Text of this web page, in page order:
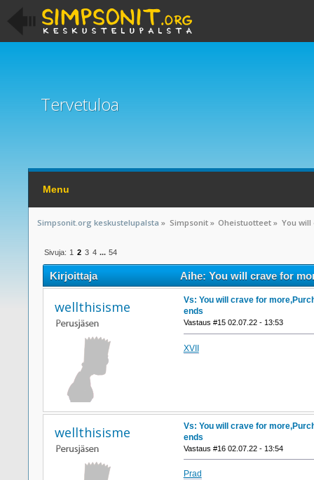
Tervetuloa
Menu
Simpsonit.org keskustelupalsta » Simpsonit» Oheistuotteet » You
Sivuja: 1 2 3 4 ... 54
Kirjoittaja Aihe: You will crave for
wellthisisme
Vs: You will crave for
ends
Vastaus #15 02.07.22 - 13:53
XVII
wellthisisme
Vs: You will crave for
ends
Vastaus #16 02.07.22 - 13:54
Prad